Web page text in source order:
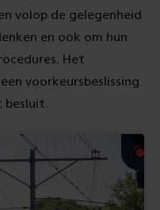
volop de gelegenheid
en ook om hun
Het
voorkeursbeslissing.